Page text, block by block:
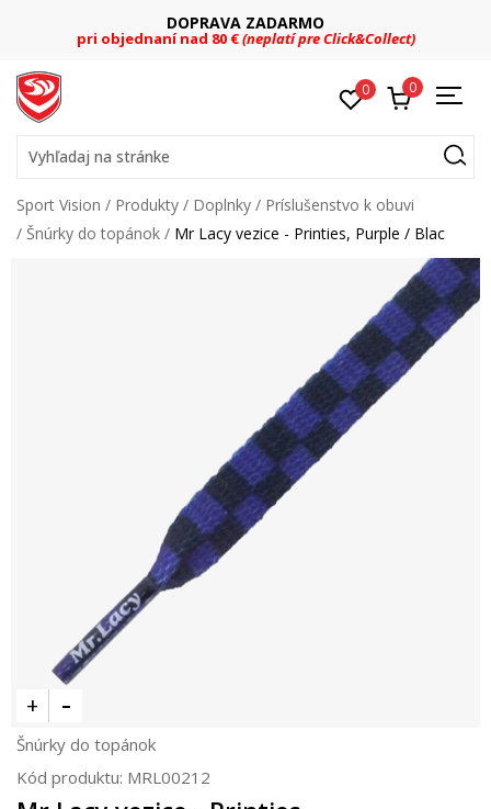
DOPRAVA ZADARMO
pri objednaní nad 80 €(neplatí pre Click&Collect)
0 0
Vyhľadaj na stránke
Sport Vision Produkty Doplnky
Príslušenstvo k obuvi
Šnúrky do topánok
Mr Lacy vezice - Printies, Purple / Blac
Šnúrky do topánok
Kód produktu: MRL00212